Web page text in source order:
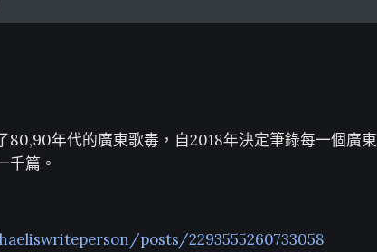
80,90年代的廣東歌毒，自2018年決定筆錄每一個廣東
千篇。
posts/2293555260733058